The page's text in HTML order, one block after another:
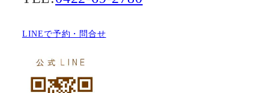
LINEで予約・問合せ